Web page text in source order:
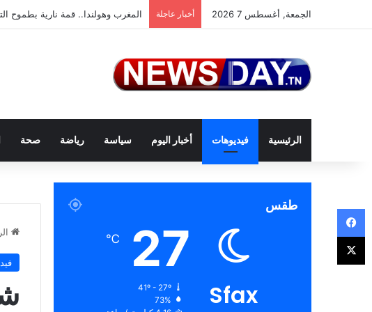
الجمعة, أغسطس 7 2026 أخبار عاجلة المغرب وهولندا.. قمة نارية بطموح
الرئيسية فيديوهات أخبار اليوم سياسة رياضة صحة
طقس
Sfax
27
℃
41º - 27º
73%
فيسبوك
‫X